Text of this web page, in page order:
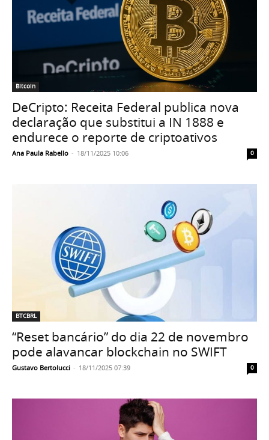
Bitcoin
DeCripto: Receita Federal publica nova
declaração que substitui a IN 1888 e
endurece o reporte de criptoativos
Ana Paula Rabello - 18/11/2025 10:06 0
BTCBRL
“Reset bancário” do dia 22 de novembro
pode alavancar blockchain no SWIFT
Gustavo Bertolucci - 18/11/2025 07:39 0